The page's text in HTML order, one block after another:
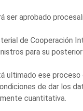
ser aprobado
de Cooperación
para su posterior
ultimado ese proceso
de dar los
cuantitativa.